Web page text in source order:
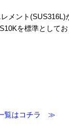
メント(SUS316L)
を標準としてお
覧はコチラ ≫